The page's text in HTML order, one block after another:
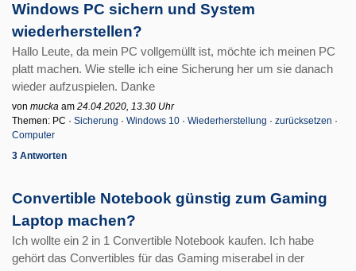
Windows PC sichern und System
wiederherstellen?
Hallo Leute, da mein PC vollgemüllt ist, möchte ich meinen PC
platt machen. Wie stelle ich eine Sicherung her um sie danach
wieder aufzuspielen. Danke
von mucka am 24.04.2020, 13.30 Uhr
Themen: PC · Sicherung · Windows 10 · Wiederherstellung · zurücksetzen ·
Computer
3 Antworten
Convertible Notebook günstig zum Gaming
Laptop machen?
Ich wollte ein 2 in 1 Convertible Notebook kaufen. Ich habe
gehört das Convertibles für das Gaming miserabel in der